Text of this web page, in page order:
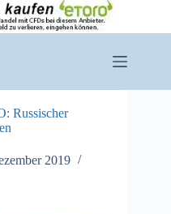
Russischer
2019